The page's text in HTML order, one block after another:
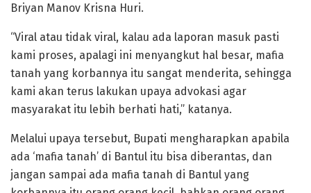
Briyan Manov Krisna Huri.
“Viral atau tidak viral, kalau ada laporan masuk pasti
kami proses, apalagi ini menyangkut hal besar, mafia
tanah yang korbannya itu sangat menderita, sehingga
kami akan terus lakukan upaya advokasi agar
masyarakat itu lebih berhati hati,” katanya.
Melalui upaya tersebut, Bupati mengharapkan apabila
ada ‘mafia tanah’ di Bantul itu bisa diberantas, dan
jangan sampai ada mafia tanah di Bantul yang